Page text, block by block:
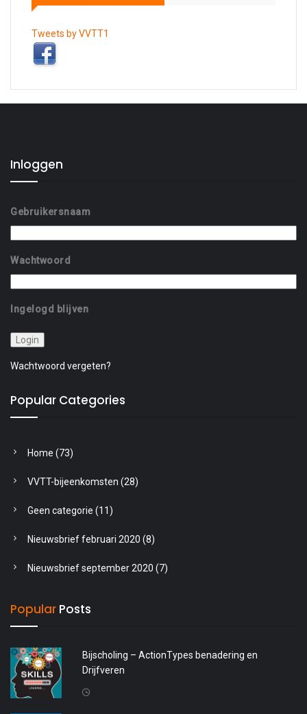
Tweets by VVTT1
Inloggen
Gebruikersnaam
Wachtwoord
Ingelogd blijven
Wachtwoord vergeten?
Popular Categories
Home (73)
VVTT-bijeenkomsten (28)
Geen categorie (11)
Nieuwsbrief februari 2020 (8)
Nieuwsbrief september 2020 (7)
Popular Posts
Bijscholing – ActionTypes benadering en
Drijfveren